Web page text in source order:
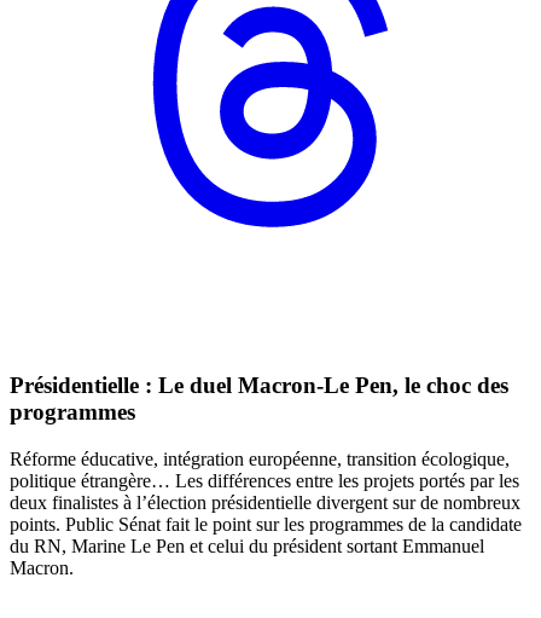
Présidentielle : Le duel Macron-Le Pen, le choc des
programmes
Réforme éducative, intégration européenne, transition écologique,
politique étrangère… Les différences entre les projets portés par les
deux finalistes à l’élection présidentielle divergent sur de nombreux
points. Public Sénat fait le point sur les programmes de la candidate
du RN, Marine Le Pen et celui du président sortant Emmanuel
Macron.